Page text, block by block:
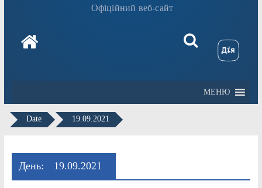
Офіційний веб-сайт
МЕНЮ
Date 19.09.2021
День: 19.09.2021